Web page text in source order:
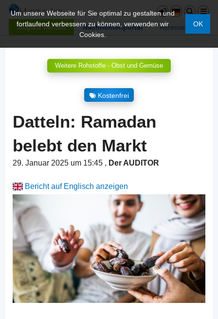
Mitglied werden Nachrichtenportal Adressen
Um unsere Webseite für Sie optimal zu gestalten und
fortlaufend verbessern zu können, verwenden wir
Cookies.
OK
Weitere Rohstoffe - Obst und Gemüse
Kostenfrei
Datteln: Ramadan
belebt den Markt
29. Januar 2025 um 15:45 , Der AUDITOR
Bericht auf Englisch anzeigen